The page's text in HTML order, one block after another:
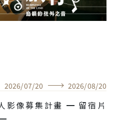
2026/07/20 2026/08/20
影像募集計畫 ━ 留宿片